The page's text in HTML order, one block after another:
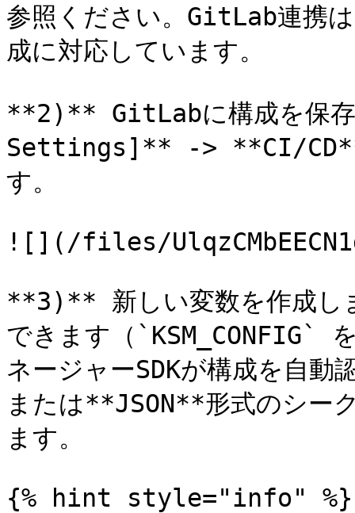
参照ください。GitLab連携
成に対応しています。
**2)** GitLabに構成を保
Settings]** -> **CI/
す。
![](/files/
**3)** 新しい変数を作成し
できます（`KSM_CONFIG`
ネージャーSDKが構成を自
または**JSON**形式のシー
ます。
{% hint style="info" %}